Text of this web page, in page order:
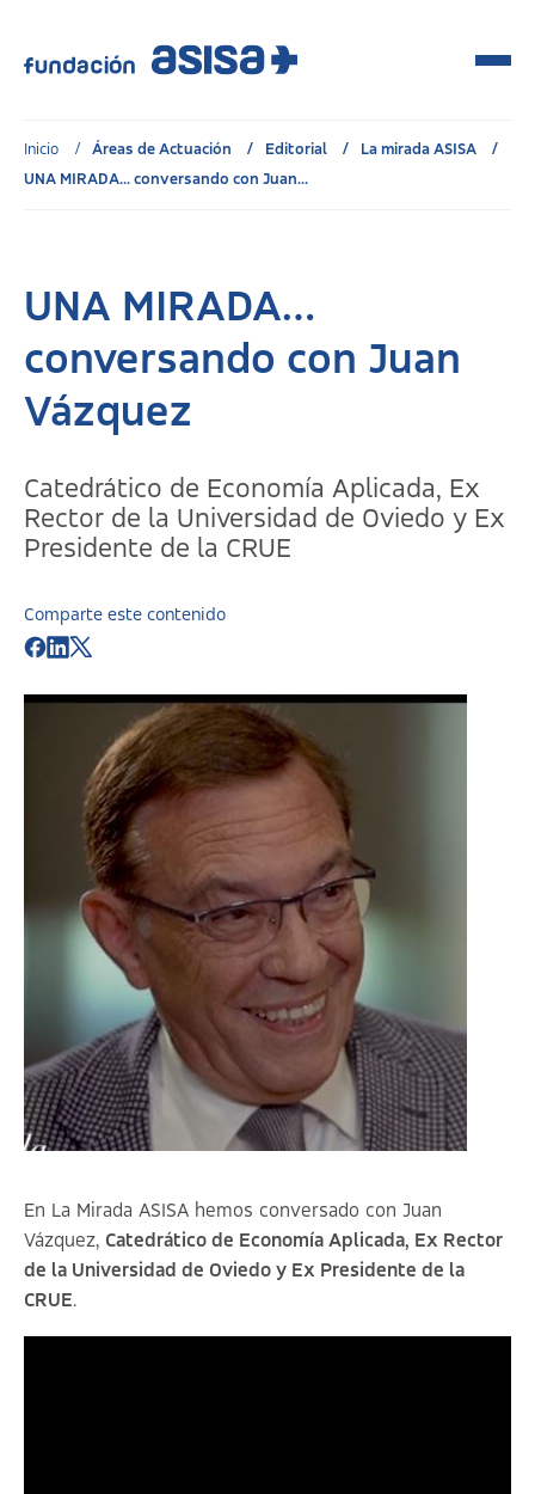
Inicio Áreas de Actuación Editorial
La mirada ASISA
UNA MIRADA... conversando con Juan...
UNA MIRADA…
conversando con Juan
Vázquez
Catedrático de Economía Aplicada, Ex
Rector de la Universidad de Oviedo y Ex
Presidente de la CRUE
Comparte este contenido
En La Mirada ASISA hemos conversado con Juan
Vázquez, Catedrático de Economía Aplicada, Ex Rector
de la Universidad de Oviedo y Ex Presidente de la
CRUE.